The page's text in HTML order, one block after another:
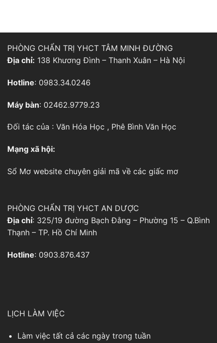
PHÒNG CHẨN TRỊ YHCT TÂM MINH ĐƯỜNG
Địa chỉ: 138 Khương Đình – Thanh Xuân – Hà Nội
Hotline: 0983.34.0246
Máy bàn: 02462.9779.23
Đối tác của : Văn Hóa Học , Phê Bình Văn Học
Mạng xã hội:
Sổ Mơ website chuyên giải mã về các giấc mơ
PHÒNG CHẨN TRỊ YHCT AN DƯỢC
Địa chỉ: 325/19 đường Bạch Đằng – Phường 15 – Q.Bình
Thạnh – TP. Hồ Chí Minh
Hotline: 0903.876.437
LỊCH LÀM VIỆC
Làm việc tất cả các ngày trong tuần